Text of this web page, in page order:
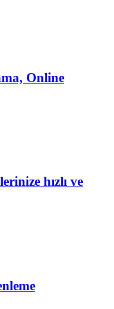
Online
hızlı ve